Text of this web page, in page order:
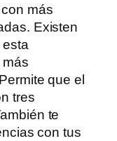
más
Existen
más
que el
tres
te
con tus